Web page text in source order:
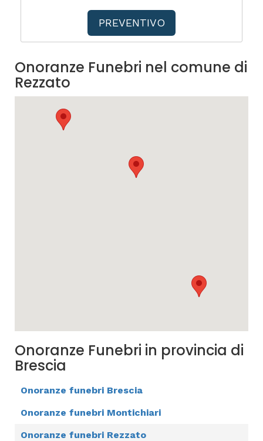
PREVENTIVO
Onoranze Funebri nel comune di
Rezzato
Onoranze Funebri in provincia di
Brescia
Onoranze funebri Brescia
Onoranze funebri Montichiari
Onoranze funebri Rezzato